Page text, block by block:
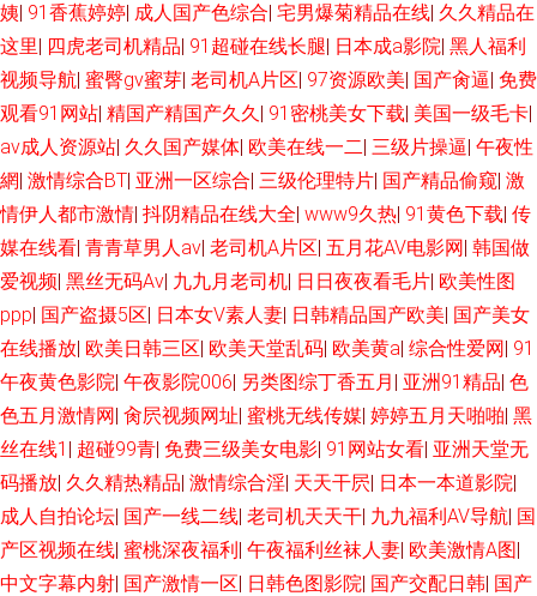
姨| 91香蕉婷婷| 成人国产色综合| 宅男爆菊精品在线| 久久精品在
这里| 四虎老司机精品| 91超碰在线长腿| 日本成a影院| 黑人福利
视频导航| 蜜臀gv蜜芽| 老司机A片区| 97资源欧美| 国产肏逼| 免费
观看91网站| 精国产精国产久久| 91密桃美女下载| 美国一级毛卡|
av成人资源站| 久久国产媒体| 欧美在线一二| 三级片操逼| 午夜性
網| 激情综合BT| 亚洲一区综合| 三级伦理特片| 国产精品偷窥| 激
情伊人都市激情| 抖阴精品在线大全| www9久热| 91黄色下载| 传
媒在线看| 青青草男人av| 老司机A片区| 五月花AV电影网| 韩国做
爱视频| 黑丝无码Av| 九九月老司机| 日日夜夜看毛片| 欧美性图
ppp| 国产盗摄5区| 日本女V素人妻| 日韩精品国产欧美| 国产美女
在线播放| 欧美日韩三区| 欧美天堂乱码| 欧美黄a| 综合性爱网| 91
午夜黄色影院| 午夜影院006| 另类图综丁香五月 | 亚洲91精品| 色
色五月激情网| 肏屄视频网址| 蜜桃无线传媒| 婷婷五月天啪啪| 黑
丝在线1 | 超碰99青| 免费三级美女电影| 91网站女看| 亚洲天堂无
码播放| 久久精热精品| 激情综合淫| 天天干屄| 日本一本道影院|
成人自拍论坛| 国产一线二线| 老司机天天干| 九九福利AV导航| 国
产区视频在线| 蜜桃深夜福利| 午夜福利丝袜人妻| 欧美激情A图|
中文字幕内射| 国产激情一区| 日韩色图影院| 国产交配日韩| 国产